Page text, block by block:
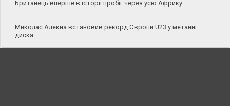
Британець вперше в історії пробіг через усю Африку
Миколас Алекна встановив рекорд Європи U23 у метанні
диска